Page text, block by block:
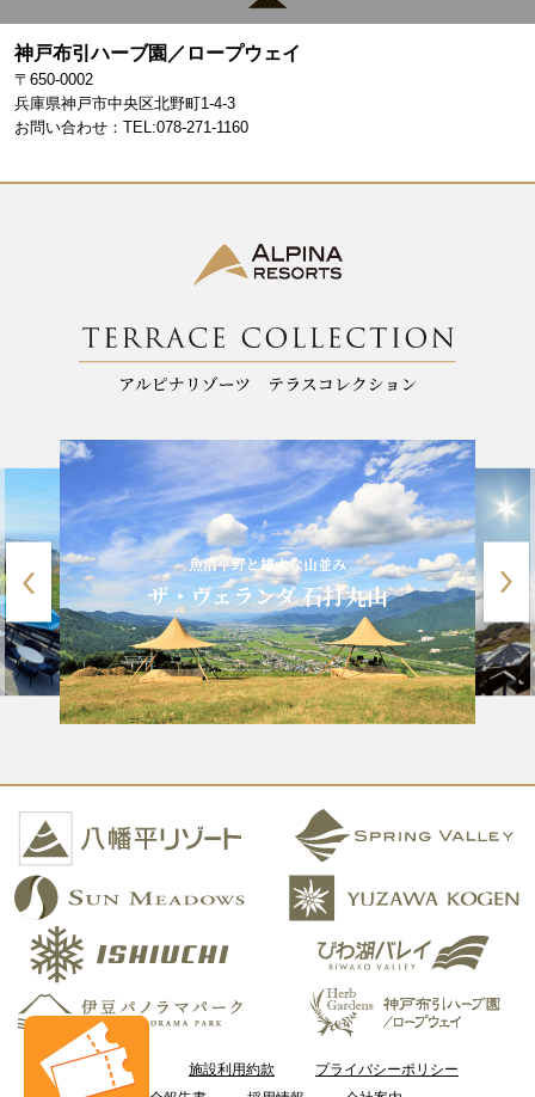
e
k
gr
神戸布引ハーブ園／ロープウェイ
〒650-0002
兵庫県神戸市中央区北野町1-4-3
お問い合わせ：TEL:078-271-1160
魚沼平野と雄大な山並み
ザ・ヴェランダ 石打丸山
ご利用案内 施設利用約款
プライバシーポリシー